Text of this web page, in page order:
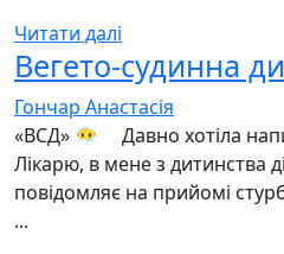
Читати далі
Вегето-судинна
Гончар Анастасія
«ВСД» 😶‍🌫️ ⠀ Давно хотіла
Лікарю, в мене з дитинства
повідомляє на прийомі
...